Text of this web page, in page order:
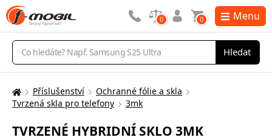
Vyhledávání
Hledat
0 0 Menu
Zde
nacházíte:
Příslušenství
Ochranné fólie a skla
Tvrzená skla pro telefony
3mk
TVRZENÉ HYBRIDNÍ SKLO 3MK